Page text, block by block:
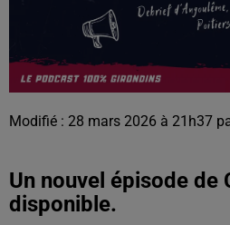
Modifié : 28 mars 2026 à 21h37
Un nouvel épisode de
disponible.